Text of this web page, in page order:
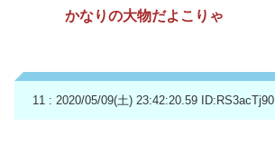
かなりの大物だよこりゃ
11 : 2020/05/09(土) 23:42:20.59 ID:RS3acTj90